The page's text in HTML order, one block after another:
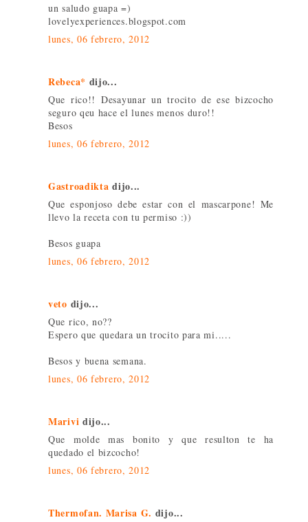
un saludo guapa =)
lovelyexperiences.blogspot.com
lunes, 06 febrero, 2012
Rebeca* dijo...
Que rico!! Desayunar un trocito de ese bizcocho
seguro qeu hace el lunes menos duro!!
Besos
lunes, 06 febrero, 2012
Gastroadikta dijo...
Que esponjoso debe estar con el mascarpone! Me
llevo la receta con tu permiso :))
Besos guapa
lunes, 06 febrero, 2012
veto dijo...
Que rico, no??
Espero que quedara un trocito para mi.....
Besos y buena semana.
lunes, 06 febrero, 2012
Marivi dijo...
Que molde mas bonito y que resulton te ha
quedado el bizcocho!
lunes, 06 febrero, 2012
Thermofan. Marisa G. dijo...